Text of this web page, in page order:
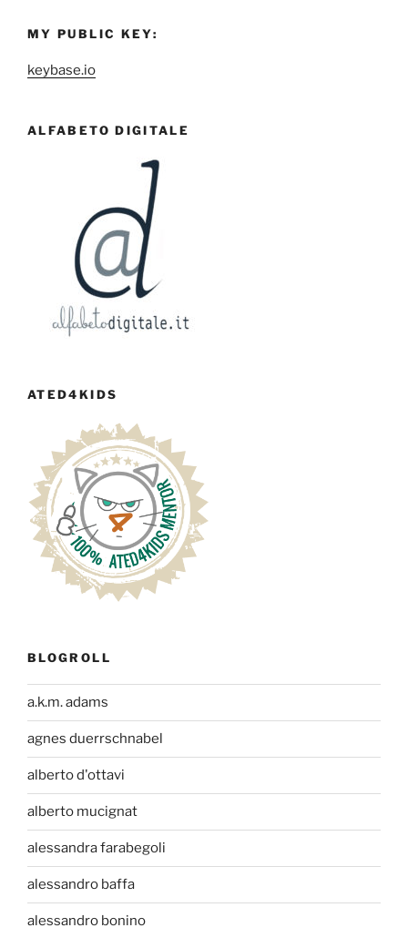
MY PUBLIC KEY:
keybase.io
ALFABETO DIGITALE
ATED4KIDS
BLOGROLL
a.k.m. adams
agnes duerrschnabel
alberto d'ottavi
alberto mucignat
alessandra farabegoli
alessandro baffa
alessandro bonino